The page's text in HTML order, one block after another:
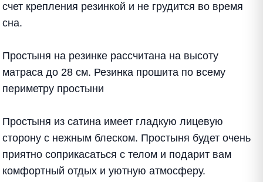
счет крепления резинкой и не грудится во время
сна.
Простыня на резинке рассчитана на высоту
матраса до 28 см. Резинка прошита по всему
периметру простыни
Простыня из сатина имеет гладкую лицевую
сторону с нежным блеском. Простыня будет очень
приятно соприкасаться с телом и подарит вам
комфортный отдых и уютную атмосферу.